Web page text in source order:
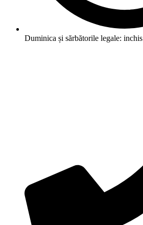
Duminica și sărbătorile legale: inchis